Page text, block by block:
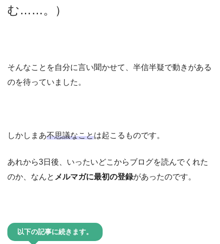
む……。）
そんなことを自分に言い聞かせて、半信半疑で動きがある
のを待っていました。
しかしまあ不思議なことは起こるものです。
あれから3日後、いったいどこからブログを読んでくれた
のか、なんと メルマガに最初の登録があったのです。
以下の記事に続きます。